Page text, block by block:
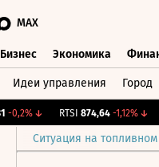
MAX
Бизнес Экономика
Идеи управления Город
-0,2%↓ RTSI 874,64 -1,12%↓
Ситуация на